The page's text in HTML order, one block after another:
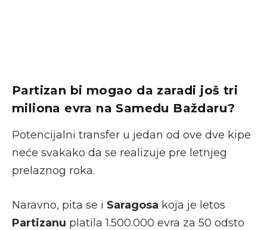
Partizan bi mogao da zaradi još tri
miliona evra na Samedu Baždaru?
Potencijalni transfer u jedan od ove dve kipe
neće svakako da se realizuje pre letnjeg
prelaznog roka.
Naravno, pita se i Saragosa koja je letos
Partizanu platila 1.500.000 evra za 50 odsto